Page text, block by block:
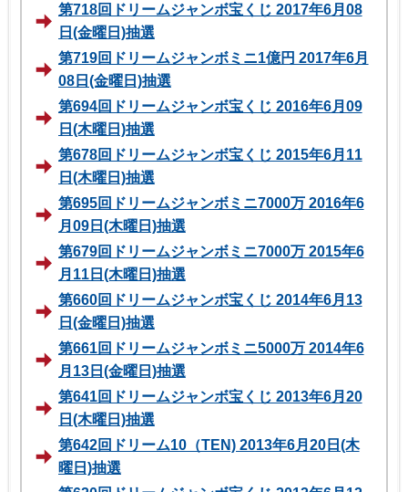
第718回ドリームジャンボ宝くじ 2017年6月08
日(金曜日)抽選
第719回ドリームジャンボミニ1億円 2017年6月
08日(金曜日)抽選
第694回ドリームジャンボ宝くじ 2016年6月09
日(木曜日)抽選
第678回ドリームジャンボ宝くじ 2015年6月11
日(木曜日)抽選
第695回ドリームジャンボミニ7000万 2016年6
月09日(木曜日)抽選
第679回ドリームジャンボミニ7000万 2015年6
月11日(木曜日)抽選
第660回ドリームジャンボ宝くじ 2014年6月13
日(金曜日)抽選
第661回ドリームジャンボミニ5000万 2014年6
月13日(金曜日)抽選
第641回ドリームジャンボ宝くじ 2013年6月20
日(木曜日)抽選
第642回ドリーム10（TEN) 2013年6月20日(木
曜日)抽選